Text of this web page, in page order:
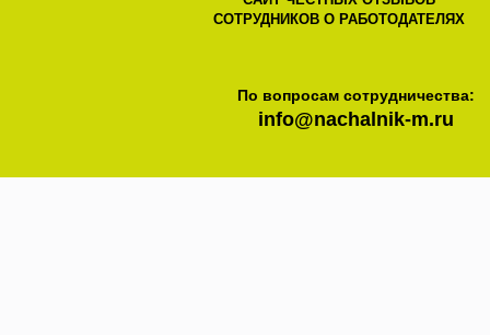
СОТРУДНИКОВ О РАБОТОДАТЕЛЯХ
По вопросам сотрудничества:
info@nachalnik-m.ru